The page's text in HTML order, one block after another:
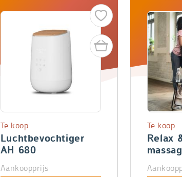
Luchtbevochtiger
AH 680
Te koop
Aankoopprijs
Relax
450
Te koop